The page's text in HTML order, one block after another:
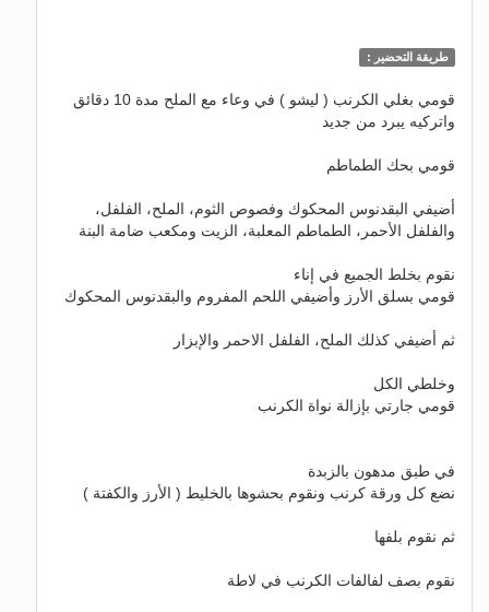
طريقة التحضير :
قومي بغلي الكرنب ( ليشو ) في وعاء مع الملح مدة 10 دقائق
واتركيه يبرد من جديد
قومي بحك الطماطم
أضيفي البقدنوس المحكوك وفصوص الثوم، الملح، الفلفل،
والفلفل الأحمر، الطماطم المعلبة، الزيت ومكعب ضامة البنة
نقوم بخلط الجميع في إناء
قومي بسلق الأرز وأضيفي اللحم المفروم والبقدنوس المحكوك
ثم أضيفي كذلك الملح، الفلفل الاحمر والإبزار
وخلطي الكل
قومي جارتي بإزالة نواة الكرنب
في طبق مدهون بالزبدة
نضع كل ورقة كرنب ونقوم بحشوها بالخليط ( الأرز والكفتة )
ثم نقوم بلفها
نقوم بصف لفالفات الكرنب في لاطة